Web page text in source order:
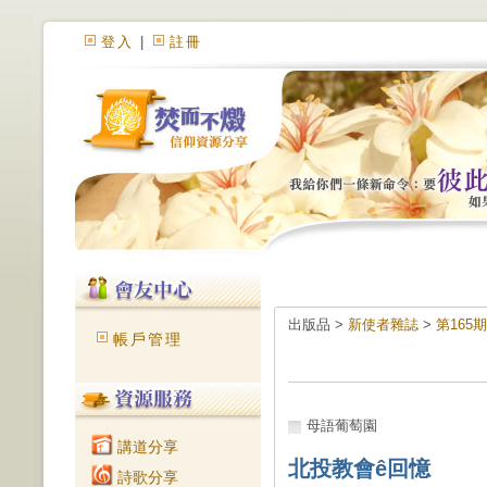
登入 註冊
帳戶管理
講道分享
詩歌分享
出版品 > 新使者雜誌 > 第165
母語葡萄園
北投教會ê回憶